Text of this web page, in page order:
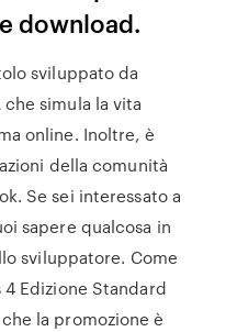
download.
sviluppato da
simula la vita
online. Inoltre, è
della comunità
Se sei interessato a
sapere qualcosa in
sviluppatore. Come
Edizione Standard
la promozione è